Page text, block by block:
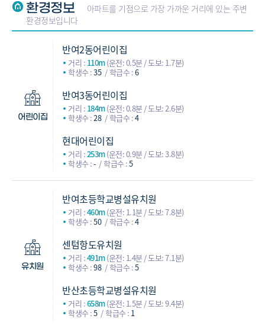
환경정보
아파트를 기점으로 가장 가까운 거리에 있는 주변
환경정보입니다
어린이집
반여2동어린이집
거리 : 110m(운전: 0.5분 / 도보: 1.7분)
학생수 :35 학급수 :6
반여3동어린이집
거리 : 184m(운전: 0.8분 / 도보: 2.6분)
학생수 :28 학급수 :4
현대어린이집
거리 :253m(운전: 0.9분 / 도보: 3.8분)
학생수 :- 학급수 :5
유치원
반여초등학교병설유치원
거리 :460m(운전: 1.1분 / 도보: 7.8분)
학생수 :50 학급수 :4
센텀항도유치원
거리 :491m(운전: 1.4분 / 도보: 7.1분)
학생수 :98 학급수 :5
반산초등학교병설유치원
거리 :658m(운전: 1.5분 / 도보: 9.4분)
학생수 :5 학급수 : 1